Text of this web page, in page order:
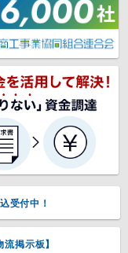
受付中！
掲示板】